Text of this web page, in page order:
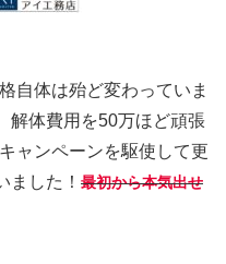
自体は殆ど変わっていま
解体費用を50万ほど頑張
ャンペーンを駆使して更
ました！ 最初から本気出せ